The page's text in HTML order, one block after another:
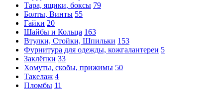
Тара, ящики, боксы 79
Болты, Винты 55
Гайки 20
Шайбы и Кольца 163
Втулки, Стойки, Шпильки 153
Фурнитура для одежды, кожгалантереи 5
Заклёпки 33
Хомуты, скобы, прижимы 50
Такелаж 4
Пломбы 11